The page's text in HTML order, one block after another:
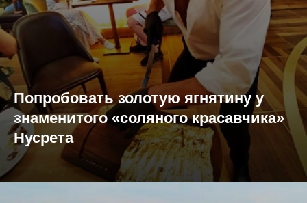
Попробовать золотую ягнятину у
знаменитого «соляного красавчика»
Нусрета